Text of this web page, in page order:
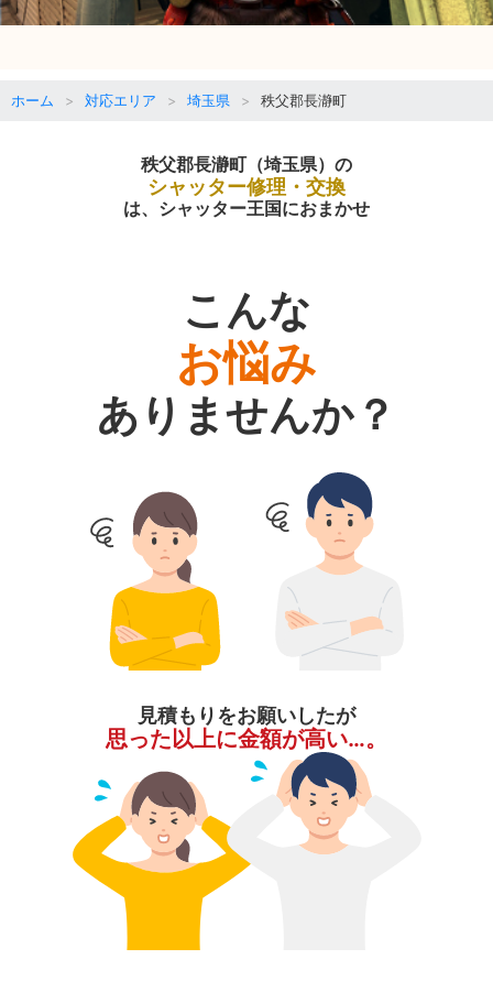
ホーム 対応エリア 埼玉県 秩父郡長瀞町
秩父郡長瀞町（埼玉県）の
シャッター修理・交換
は、シャッター王国におまかせ
こんな
お悩み
ありませんか？
見積もりをお願いしたが
思った以上に金額が高い…。